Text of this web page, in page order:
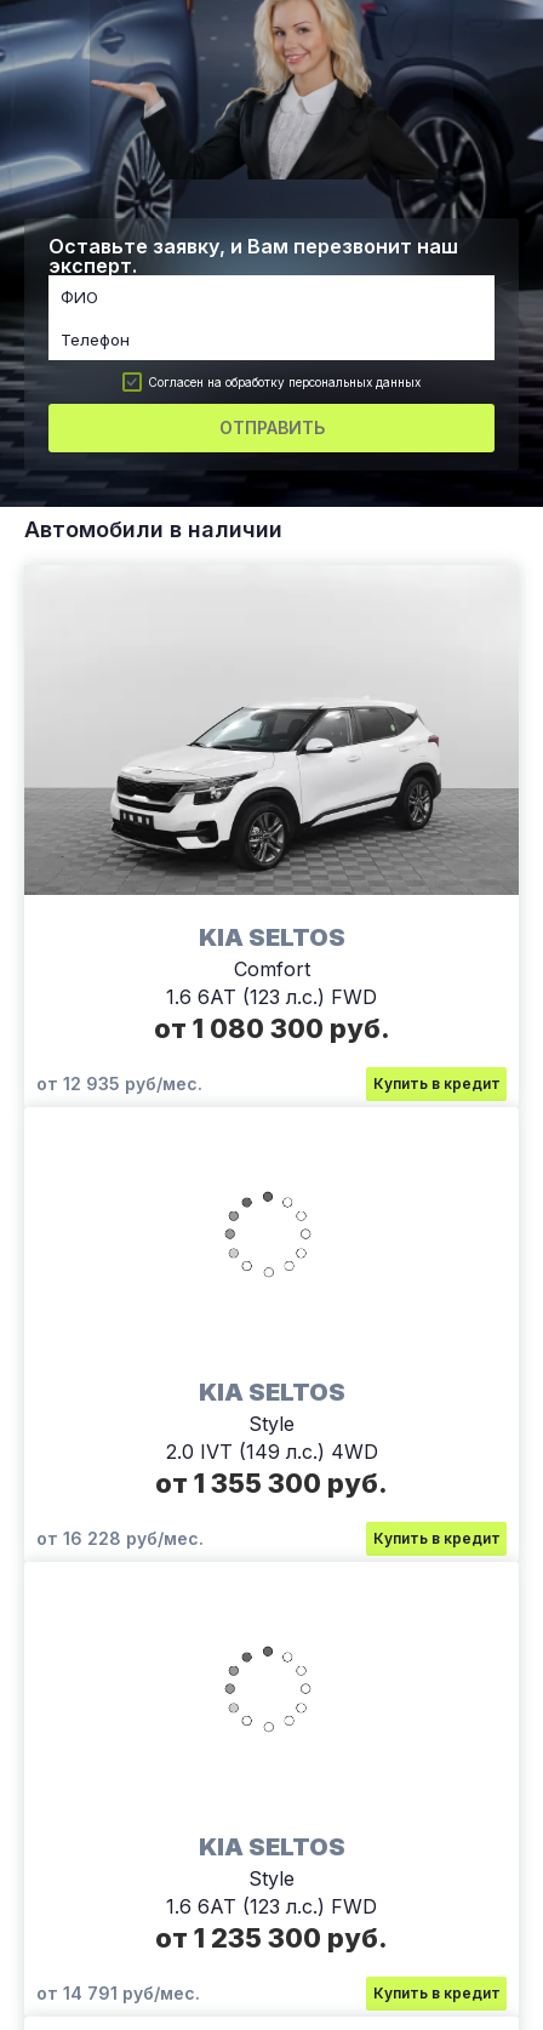
Оставьте заявку, и Вам перезвонит наш
эксперт.
Согласен на обработку персональных данных
ОТПРАВИТЬ
Автомобили в наличии
KIA SELTOS
Comfort
1.6 6АТ (123 л.с.) FWD
от 1 080 300 руб.
от 12 935 руб/мес. Купить в кредит
KIA SELTOS
Style
2.0 IVT (149 л.с.) 4WD
от 1 355 300 руб.
от 16 228 руб/мес. Купить в кредит
KIA SELTOS
Style
1.6 6АТ (123 л.с.) FWD
от 1 235 300 руб.
от 14 791 руб/мес. Купить в кредит